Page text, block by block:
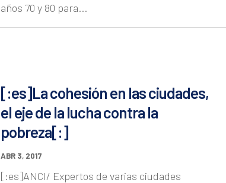
años 70 y 80 para...
[:es]La cohesión en las ciudades,
el eje de la lucha contra la
pobreza[:]
ABR 3, 2017
[:es]ANCI/ Expertos de varias ciudades